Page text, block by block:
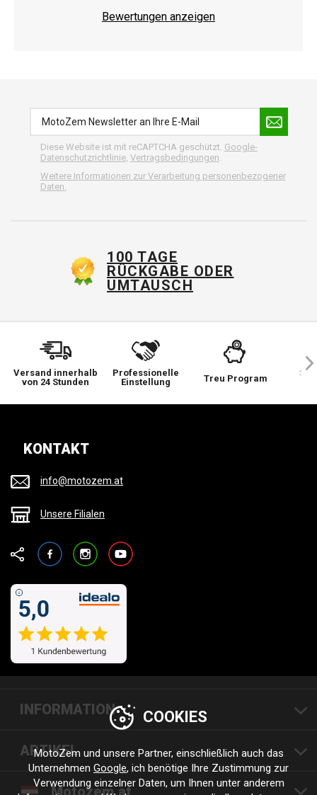
Bewertungen anzeigen
Diese Website ist mit reCAPTCHA geschützt. Google-
Datenschutzrichtlinie, Vertragsbedingungen
Weitere Informationen zur Verarbeitung personenbezogener
Daten.
100 TAGE
RÜCKGABE ODER
UMTAUSCH
Versand innerhalb
von 24 Stunden
Professionelle
Einstellung
Treu Program
Sie
KONTAKT
info@motozem.at
Unsere Filialen
FacebookInstagramYouTube
INFORMATION
ARTIKEL
COOKIES
MotoZem und unsere Partner, einschließlich auch das
Unternehmen Google, ich benötige Ihre Zustimmung zur
Verwendung einzelner Daten, um Ihnen unter anderem